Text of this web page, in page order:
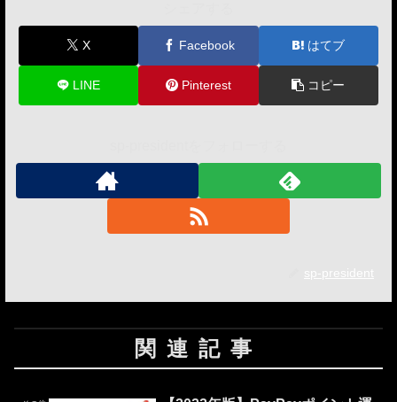
X Facebook はてブ
LINE Pinterest コピー
sp-president
関連記事